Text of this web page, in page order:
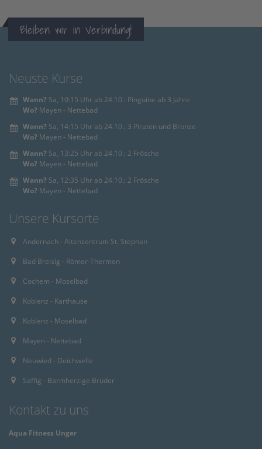
Bleiben wir in Verbindung!
Neuste Kurse
Wann? Sa, 10:15 Uhr ab 24.10.: Pinguine ab 3 Jahre
Wo? Mayen - Nettebad
Wann? Sa, 14:15 Uhr ab 24.10.: 3 Piraten und Bronze
Wo? Mayen - Nettebad
Wann? Sa, 13:25 Uhr ab 24.10.: 2 Frösche
Wo? Mayen - Nettebad
Wann? Sa, 12:35 Uhr ab 24.10.: 2 Frösche
Wo? Mayen - Nettebad
Unsere Kursorte
Andernach - Altenzentrum St. Stephan
Bad Breisig - Römer-Thermen
Cochem - Moselbad
Koblenz - Karthause
Koblenz - Moselbad
Mayen - Nettebad
Neuwied - Deichwelle
Saffig - Barmherzige Brüder
Kontakt zu uns
Aqua Fitness Unger